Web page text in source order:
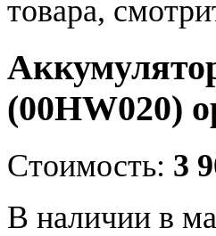
товара,
(00HW020)
Стоимость: 3
В наличии в